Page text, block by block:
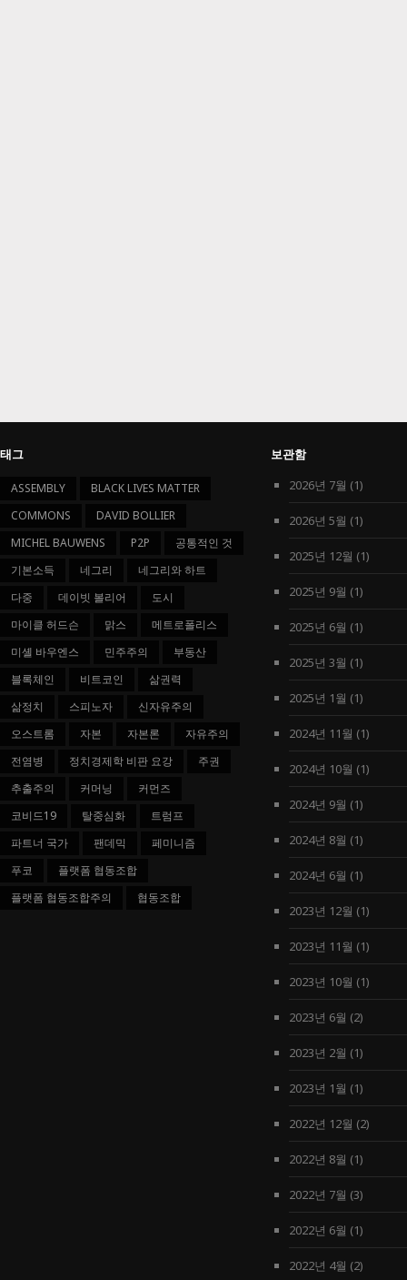
태그
ASSEMBLY
BLACK LIVES MATTER
COMMONS
DAVID BOLLIER
MICHEL BAUWENS
P2P
공통적인 것
기본소득
네그리
네그리와 하트
다중
데이빗 볼리어
도시
마이클 허드슨
맑스
메트로폴리스
미셸 바우엔스
민주주의
부동산
블록체인
비트코인
삶권력
삶정치
스피노자
신자유주의
오스트롬
자본 자본론
자유주의
전염병
정치경제학 비판 요강
주권
추출주의
커머닝
커먼즈
코비드19
탈중심화
트럼프
파트너 국가
팬데믹
페미니즘
푸코
플랫폼 협동조합
플랫폼 협동조합주의
협동조합
보관함
2026년 7월 (1)
2026년 5월 (1)
2025년 12월 (1)
2025년 9월 (1)
2025년 6월 (1)
2025년 3월 (1)
2025년 1월 (1)
2024년 11월 (1)
2024년 10월 (1)
2024년 9월 (1)
2024년 8월 (1)
2024년 6월 (1)
2023년 12월 (1)
2023년 11월 (1)
2023년 10월 (1)
2023년 6월 (2)
2023년 2월 (1)
2023년 1월 (1)
2022년 12월 (2)
2022년 8월 (1)
2022년 7월 (3)
2022년 6월 (1)
2022년 4월 (2)